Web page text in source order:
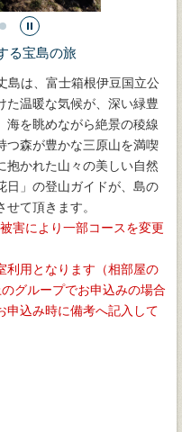
る宝島の旅
島は、富士箱根伊豆国立公
た温暖な気候が、深い緑豊
海を眺めながら絶景の稜線
つ森が豊かな三原山を満喫
抱かれた山々の美しい自然
日」の登山ガイドが、島の
て頂きます。
害により一部コースを変更
利用となります（相部屋の
グループでお申込みの場合
申込み時に備考へ記入して